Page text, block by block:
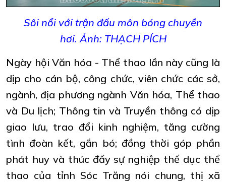
Sôi nổi với trận đấu môn bóng chuyền
hơi. Ảnh: THẠCH PÍCH
Ngày hội Văn hóa - Thể thao lần này cũng là
dịp cho cán bộ, công chức, viên chức các sở,
ngành, địa phương ngành Văn hóa, Thể thao
và Du lịch; Thông tin và Truyền thông có dịp
giao lưu, trao đổi kinh nghiệm, tăng cường
tình đoàn kết, gắn bó; đồng thời góp phần
phát huy và thúc đẩy sự nghiệp thể dục thể
thao của tỉnh Sóc Trăng nói chung, thị xã